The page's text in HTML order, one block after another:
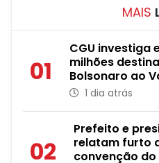
MAIS
01
CGU investiga
milhões
Bolsonaro ao
1 dia atrás
02
Prefeito e
relatam furto
convenção do